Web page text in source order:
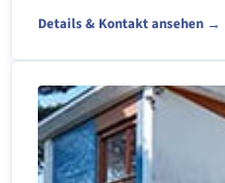
Details & Kontakt ansehen →